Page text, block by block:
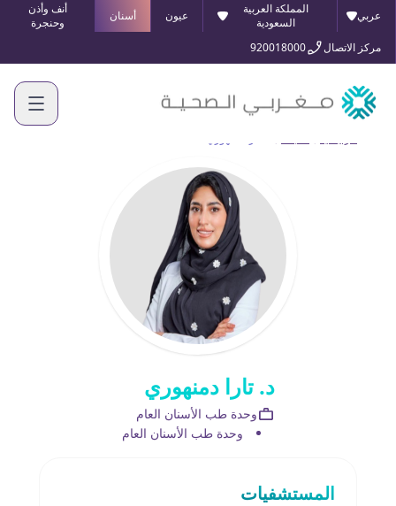
عربي
المملكة العربية
السعودية
عيون أسنان
أنف وأذن
وحنجرة
مركز الاتصال
920018000
د. تارا دمنهوري
وحدة طب الأسنان العام
وحدة طب الأسنان العام
المستشفيات